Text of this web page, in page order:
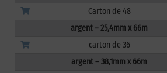
Carton de 48
argent – 25,4mm x 66m
carton de 36
argent – 38,1mm x 66m